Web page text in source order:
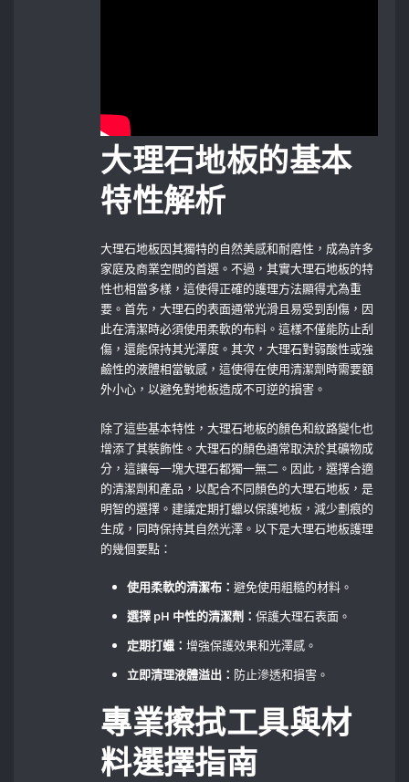
大理石地板的基本
特性解析
大理石地板因其獨特的自然美感和耐磨性，成為許多
家庭及商業空間的首選。不過，其實大理石地板的特
性也相當多樣，這使得正確的護理方法顯得尤為重
要。首先，大理石的表面通常光滑且易受到刮傷，因
此在清潔時必須使用柔軟的布料。這樣不僅能防止刮
傷，還能保持其光澤度。其次，大理石對弱酸性或強
鹼性的液體相當敏感，這使得在使用清潔劑時需要額
外小心，以避免對地板造成不可逆的損害。
除了這些基本特性，大理石地板的顏色和紋路變化也
增添了其裝飾性。大理石的顏色通常取決於其礦物成
分，這讓每一塊大理石都獨一無二。因此，選擇合適
的清潔劑和產品，以配合不同顏色的大理石地板，是
明智的選擇。建議定期打蠟以保護地板，減少劃痕的
生成，同時保持其自然光澤。以下是大理石地板護理
的幾個要點：
使用柔軟的清潔布：避免使用粗糙的材料。
選擇 pH 中性的清潔劑：保護大理石表面。
定期打蠟：增強保護效果和光澤感。
立即清理液體溢出： 防止滲透和損害。
專業擦拭工具與材
料選擇指南